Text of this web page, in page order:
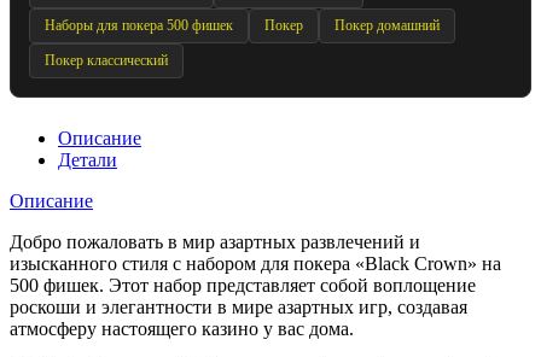
Наборы для покера 500 фишек Покер Покер домашний
Покер классический
Описание
Детали
Описание
Добро пожаловать в мир азартных развлечений и
изысканного стиля с набором для покера «Black Crown» на
500 фишек. Этот набор представляет собой воплощение
роскоши и элегантности в мире азартных игр, создавая
атмосферу настоящего казино у вас дома.